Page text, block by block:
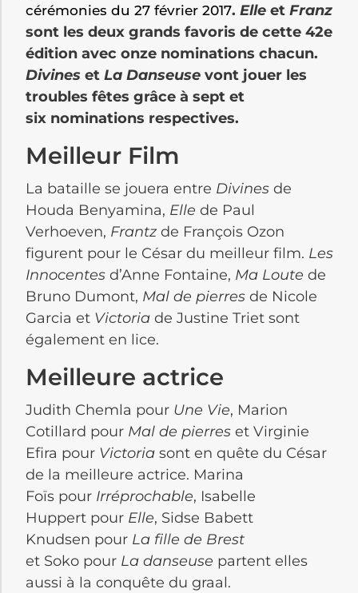
cérémonies du 27 février 2017. Elle et Franz
sont les deux grands favoris de cette 42e
édition avec onze nominations chacun.
Divines et La Danseuse vont jouer les
troubles fêtes grâce à sept et
six nominations respectives.
Meilleur Film
La bataille se jouera entre Divines de
Houda Benyamina, Elle de Paul
Verhoeven, Frantz de François Ozon
figurent pour le César du meilleur film. Les
Innocentes d’Anne Fontaine, Ma Loute de
Bruno Dumont, Mal de pierres de Nicole
Garcia et Victoria de Justine Triet sont
également en lice.
Meilleure actrice
Judith Chemla pour Une Vie, Marion
Cotillard pour Mal de pierres et Virginie
Efira pour Victoria sont en quête du César
de la meilleure actrice. Marina
Foïs pour Irréprochable, Isabelle
Huppert pour Elle, Sidse Babett
Knudsen pour La fille de Brest
et Soko pour La danseuse partent elles
aussi à la conquête du graal.